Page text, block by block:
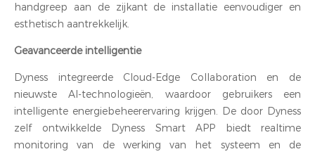
handgreep aan de zijkant de installatie eenvoudiger en
esthetisch aantrekkelijk.
Geavanceerde intelligentie
Dyness integreerde Cloud-Edge Collaboration en de
nieuwste AI-technologieën, waardoor gebruikers een
intelligente energiebeheerervaring krijgen. De door Dyness
zelf ontwikkelde Dyness Smart APP biedt realtime
monitoring van de werking van het systeem en de